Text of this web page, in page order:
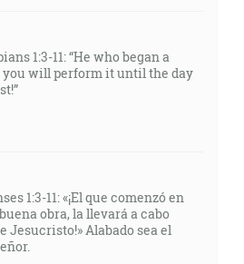
1:3-11: “He who began a
will perform it until the day
1:3-11: «¡El que comenzó en
obra, la llevará a cabo
Jesucristo!» Alabado sea el